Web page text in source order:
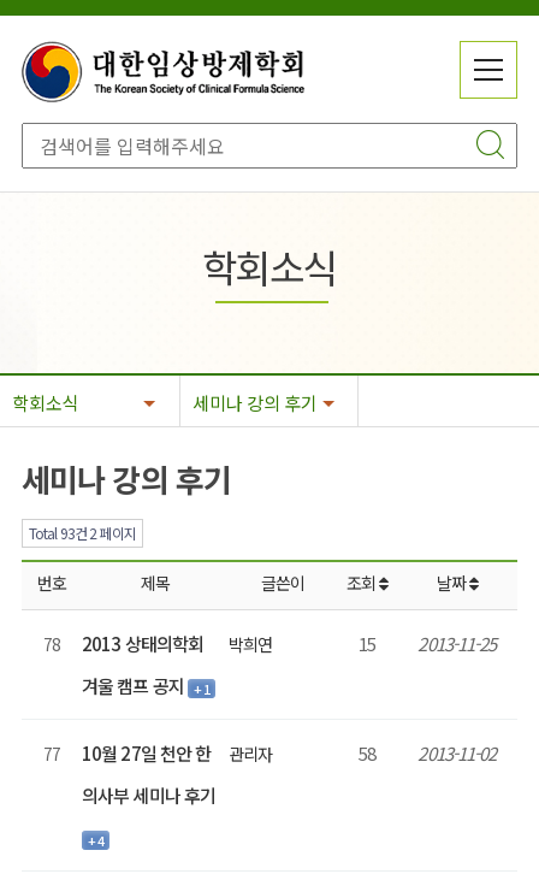
전
메
뉴
메
기
학회소식
학회소식 세미나 강의 후기
세미나 강의 후기
Total 93건2 페이지
번호 제목 글쓴이 조회 날짜
78
2013 상태의학회
겨울 캠프 공지 + 1
박희연 15 2013-11-25
77
10월 27일 천안 한
의사부 세미나 후기
+ 4
관리자 58 2013-11-02